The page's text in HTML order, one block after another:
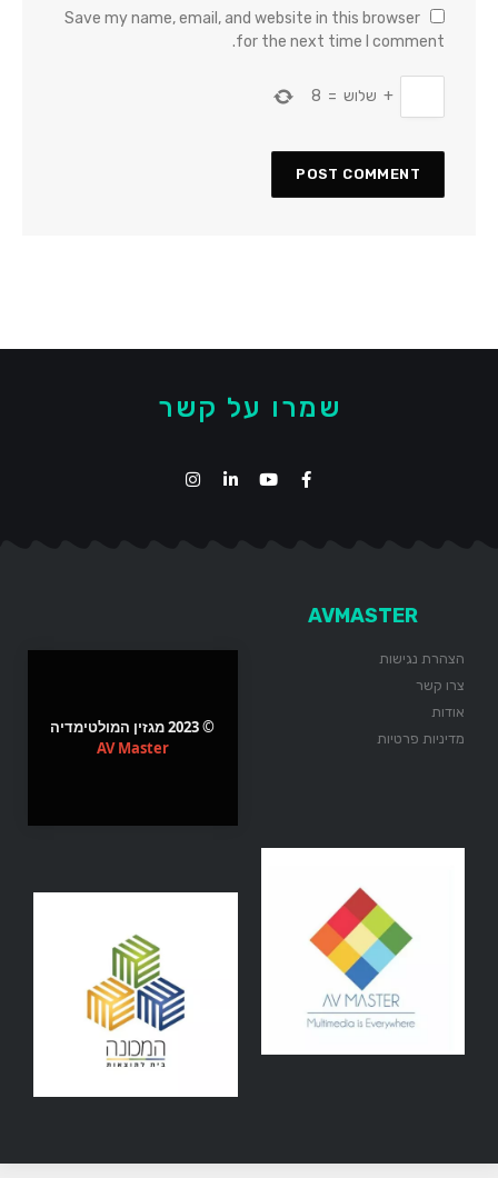
Save my name, email, and website in this browser
for the next time I comment.
+ שלוש =
8
שמרו על קשר
AVMASTER
הצהרת נגישות
צרו קשר
אודות
מדיניות פרטיות
© 2023 מגזין המולטימדיה
AV Master